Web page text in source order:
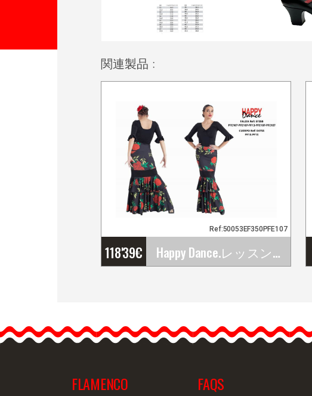
関連製品 :
118'39€ Happy Dance.レッスン＆発表会用レディースフラメンコスカ－ト. Ref.&hellip;
Ref:50053EF350PFE107
メンコスカ－ト. Ref.…
FLAMENCO FAQS